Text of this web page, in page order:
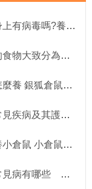
倉鼠身上有病毒嗎?養倉鼠的隱患介紹
倉鼠的食物大致分為四大類
銀狐怎麼養 銀狐倉鼠怎麼選擇最佳配對
倉鼠常見疾病及其護理防治
如何養小倉鼠 小倉鼠如何飼養
倉鼠常見病有哪些 倉鼠常見病集合